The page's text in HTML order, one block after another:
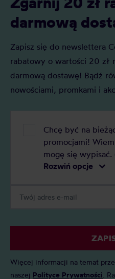
darmową
Zapisz się do newslettera
rabatowy o wartości 20 zł
darmową dostawę! Bądź
nowościami, promkami i
Chcę być na
promocjami!
mogę się wypisać.
Rozwiń opcje
Więcej informacji na temat
naszej Polityce Prywatności .